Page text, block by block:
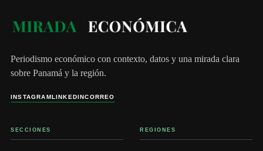
Periodismo económico con contexto, datos y una mirada clara
sobre Panamá y la región.
INSTAGRAMLINKEDINCORREO
SECCIONES REGIONES